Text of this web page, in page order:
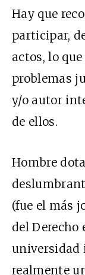
Hay que
participar,
actos, lo
problemas
y/o autor
de ellos.
Hombre
(fue el más
del Derecho
universidad
realmente